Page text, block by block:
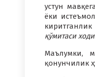
устун
ёки
қўмитаси
Маълумки,
қонунчилик